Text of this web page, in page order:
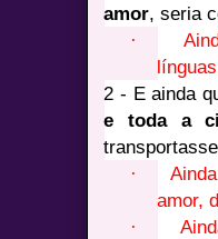
amor, seria
·
2 - E ainda
e toda a
·
amor,
·